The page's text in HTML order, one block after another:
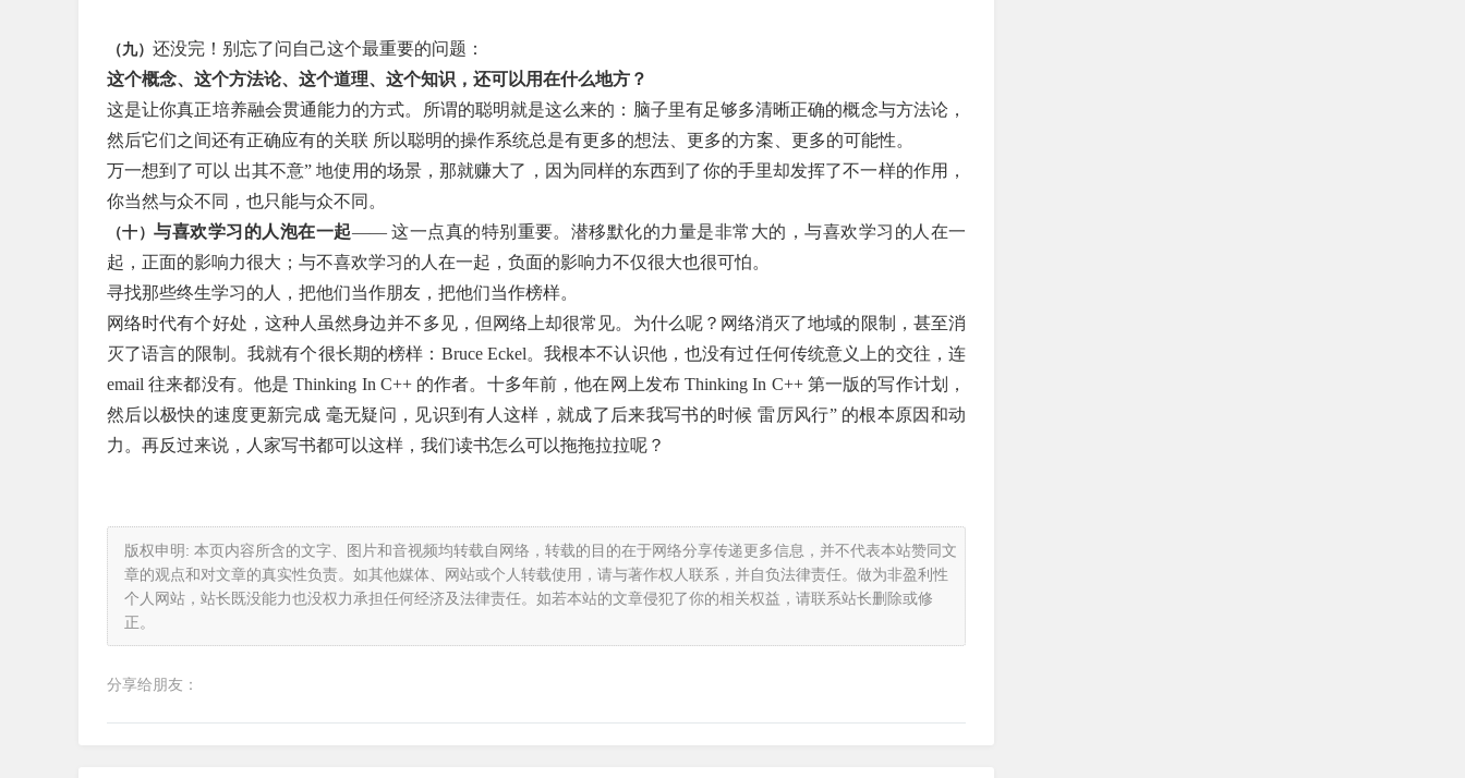
（九） 还没完！别忘了问自己这个最重要的问题：
这个概念、这个方法论、这个道理、这个知识，还可以用在什么地方？
这是让你真正培养融会贯通能力的方式。所谓的聪明就是这么来的：脑子里有足够多清晰正确的概念与方法论，
然后它们之间还有正确应有的关联 所以聪明的操作系统总是有更多的想法、更多的方案、更多的可能性。
万一想到了可以 出其不意” 地使用的场景，那就赚大了，因为同样的东西到了你的手里却发挥了不一样的作用，
你当然与众不同，也只能与众不同。
（十）与喜欢学习的人泡在一起—— 这一点真的特别重要。潜移默化的力量是非常大的，与喜欢学习的人在一
起，正面的影响力很大；与不喜欢学习的人在一起，负面的影响力不仅很大也很可怕。
寻找那些终生学习的人，把他们当作朋友，把他们当作榜样。
网络时代有个好处，这种人虽然身边并不多见，但网络上却很常见。为什么呢？网络消灭了地域的限制，甚至消
灭了语言的限制。我就有个很长期的榜样：Bruce Eckel。我根本不认识他，也没有过任何传统意义上的交往，连
email 往来都没有。他是 Thinking In C++ 的作者。十多年前，他在网上发布 Thinking In C++ 第一版的写作计划，
然后以极快的速度更新完成 毫无疑问，见识到有人这样，就成了后来我写书的时候 雷厉风行” 的根本原因和动
力。再反过来说，人家写书都可以这样，我们读书怎么可以拖拖拉拉呢？
版权申明: 本页内容所含的文字、图片和音视频均转载自网络，转载的目的在于网络分享传递更多信息，并不代表本站赞同文
章的观点和对文章的真实性负责。如其他媒体、网站或个人转载使用，请与著作权人联系，并自负法律责任。做为非盈利性
个人网站，站长既没能力也没权力承担任何经济及法律责任。如若本站的文章侵犯了你的相关权益，请联系站长删除或修
正。
分享给朋友：